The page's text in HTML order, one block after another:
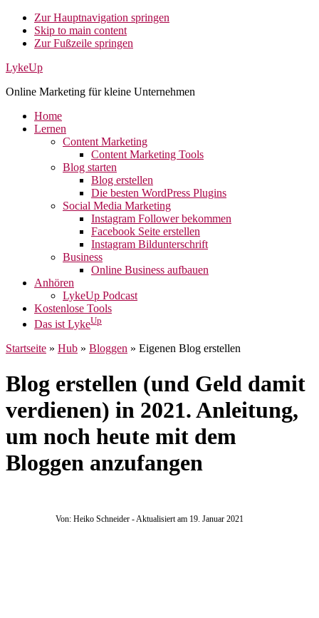
Zur Hauptnavigation springen
Skip to main content
Zur Fußzeile springen
LykeUp
Online Marketing für kleine Unternehmen
Home
Lernen
Content Marketing
Content Marketing Tools
Blog starten
Blog erstellen
Die besten WordPress Plugins
Social Media Marketing
Instagram Follower bekommen
Facebook Seite erstellen
Instagram Bildunterschrift
Business
Online Business aufbauen
Anhören
LykeUp Podcast
Kostenlose Tools
Das ist LykeUp
Startseite » Hub » Bloggen » Eigenen Blog erstellen
Blog erstellen (und Geld damit
verdienen) in 2021. Anleitung,
um noch heute mit dem
Bloggen anzufangen
Von: Heiko Schneider - Aktualisiert am 19. Januar 2021